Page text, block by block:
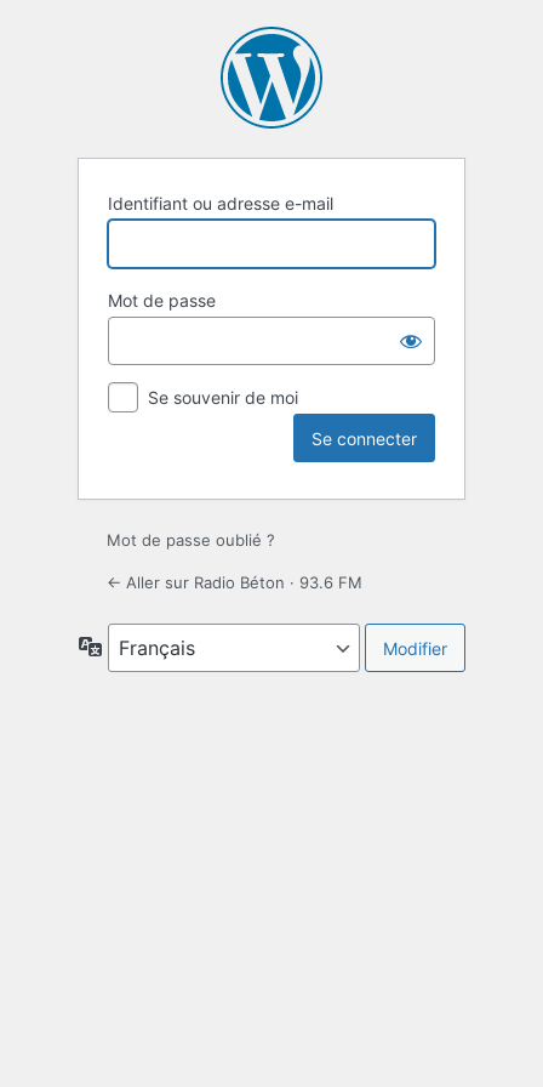
Identifiant ou adresse e-mail
Mot de passe
Se souvenir de moi
Mot de passe oublié ?
← Aller sur Radio Béton · 93.6 FM
Langue